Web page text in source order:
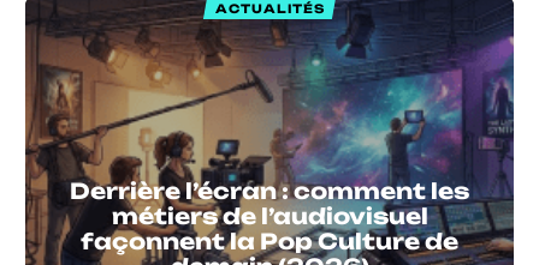
ACTUALITÉS
Derrière l’écran : comment les
métiers de l’audiovisuel
façonnent la Pop Culture de